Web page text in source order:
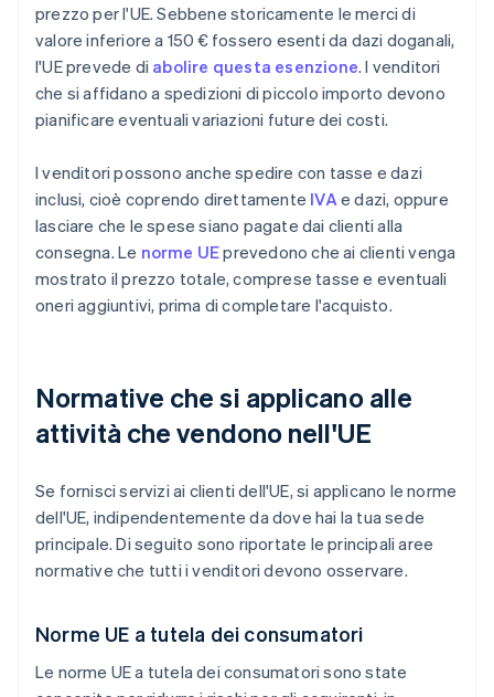
prezzo per l'UE. Sebbene storicamente le merci di
valore inferiore a 150 € fossero esenti da dazi doganali,
l'UE prevede di abolire questa esenzione. I venditori
che si affidano a spedizioni di piccolo importo devono
pianificare eventuali variazioni future dei costi.
I venditori possono anche spedire con tasse e dazi
inclusi, cioè coprendo direttamente IVAe dazi, oppure
lasciare che le spese siano pagate dai clienti alla
consegna. Le norme UEprevedono che ai clienti venga
mostrato il prezzo totale, comprese tasse e eventuali
oneri aggiuntivi, prima di completare l'acquisto.
Normative che si applicano alle
attività che vendono nell'UE
Se fornisci servizi ai clienti dell'UE, si applicano le norme
dell'UE, indipendentemente da dove hai la tua sede
principale. Di seguito sono riportate le principali aree
normative che tutti i venditori devono osservare.
Norme UE a tutela dei consumatori
Le norme UE a tutela dei consumatori sono state